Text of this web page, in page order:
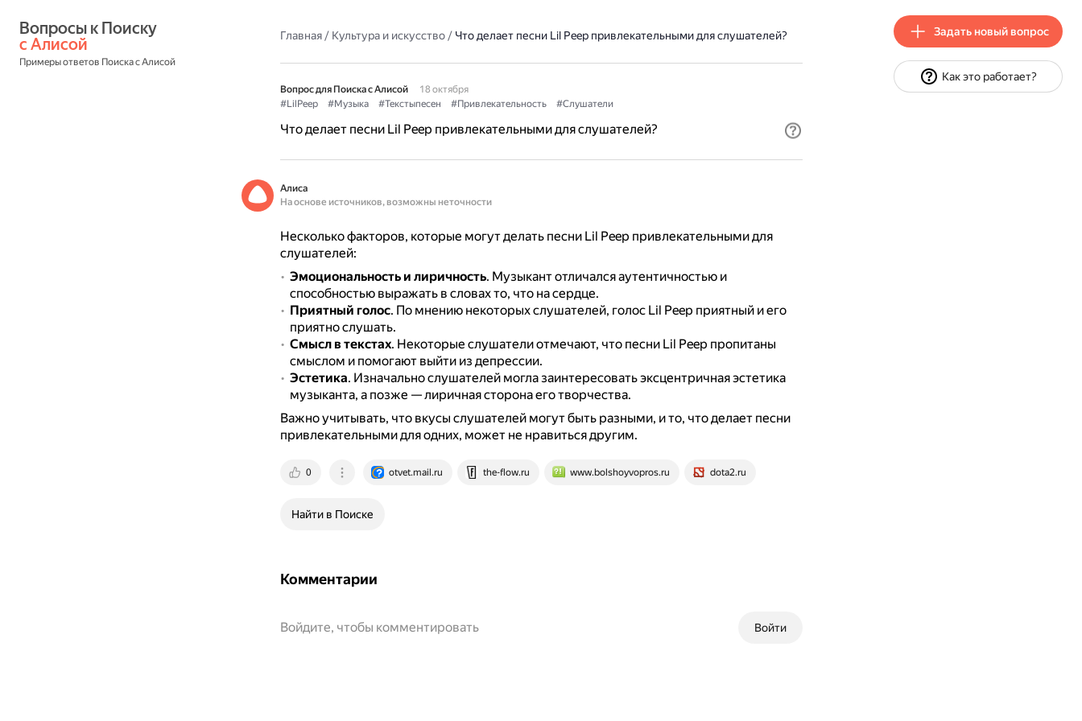
с Алисой
Примеры ответов Поиска с Алисой
Главная/ Культура и искусство/ Что делает песни Lil Peep привлекательными для слушателей?
Вопрос для Поиска с Алисой
18 октября
#LilPeep
#Музыка #Текстыпесен #Привлекательность #Слушатели
Что делает песни Lil Peep привлекательными для слушателей?
Алиса
На основе источников, возможны неточности
Несколько факторов, которые могут делать песни Lil Peep привлекательными для
слушателей:
Эмоциональность и лиричность. Музыкант отличался аутентичностью и
способностью выражать в словах то, что на сердце.
Приятный голос. По мнению некоторых слушателей, голос Lil Peep приятный и его
приятно слушать.
Смысл в текстах. Некоторые слушатели отмечают, что песни Lil Peep пропитаны
смыслом и помогают выйти из депрессии.
Эстетика. Изначально слушателей могла заинтересовать эксцентричная эстетика
музыканта, а позже — лиричная сторона его творчества.
Важно учитывать, что вкусы слушателей могут быть разными, и то, что делает песни
привлекательными для одних, может не нравиться другим.
0 otvet.mail.ru the-flow.ru www.bolshoyvopros.ru dota2.ru
Найти в Поиске
Комментарии
Войти
Войдите, чтобы комментировать
Задать новый вопрос
Как это работает?